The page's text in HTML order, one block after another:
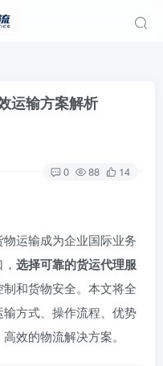
运输方案解析
0 88 14
运输成为企业国际业务
选择可靠的货运代理服
和货物安全。本文将全
方式、操作流程、优势
效的物流解决方案。